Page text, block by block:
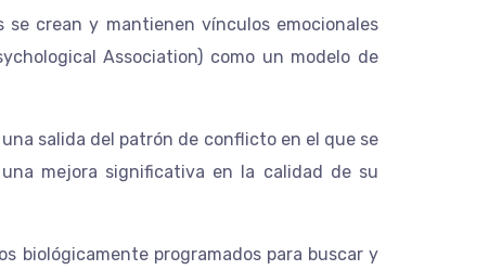
crean y mantienen vínculos emocionales
Association) como un modelo de
salida del patrón de conflicto en el que se
mejora significativa en la calidad de su
biológicamente programados para buscar y